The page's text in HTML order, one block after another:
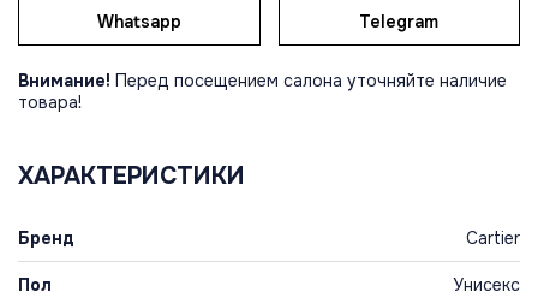
Whatsapp Telegram
Внимание! Перед посещением салона уточняйте наличие
товара!
ХАРАКТЕРИСТИКИ
Бренд Cartier
Пол Унисекс